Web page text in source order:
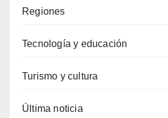
Regiones
Tecnología y educación
Turismo y cultura
Última noticia